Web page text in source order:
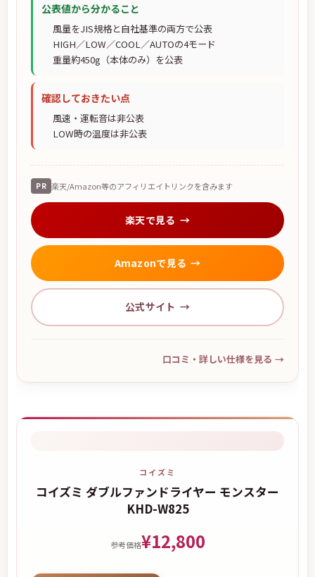
公表値から分かること
風量をJIS規格と自社基準の両方で公表
HIGH／LOW／COOL／AUTOの4モード
重量約450g（本体のみ）を公表
確認しておきたい点
風速・運転音は非公表
LOW時の温度は非公表
PR 楽天/Amazon等のアフィリエイトリンクを含みます
楽天で見る
Amazonで見る
公式サイト
口コミ・詳しい仕様を見る →
コイズミ
コイズミ ダブルファンドライヤー モンスター
KHD-W825
参考価格¥12,800